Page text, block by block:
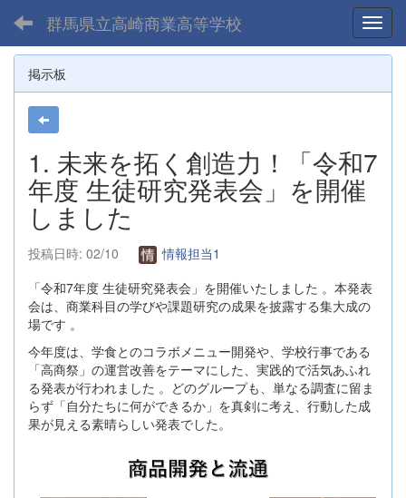
群馬県立高崎商業高等学校
掲示板
1. 未来を拓く創造力！「令和7
年度 生徒研究発表会」を開催
しました
投稿日時: 02/10
情報担当1
「令和7年度 生徒研究発表会」を開催いたしました 。本発表
会は、商業科目の学びや課題研究の成果を披露する集大成の
場です 。
今年度は、学食とのコラボメニュー開発や、学校行事である
「高商祭」の運営改善をテーマにした、実践的で活気あふれ
る発表が行われました 。どのグループも、単なる調査に留ま
らず「自分たちに何ができるか」を真剣に考え、行動した成
果が見える素晴らしい発表でした。